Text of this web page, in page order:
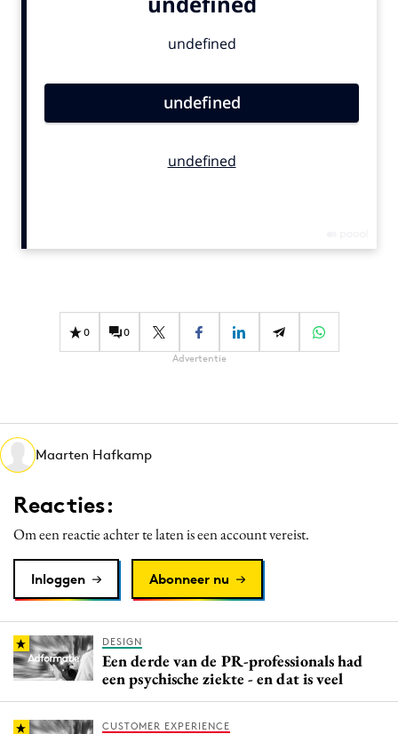
Carriere
Design
Diversiteit
Effectiviteit
Martech
Media
Merkstrategie
Purpose Marketing
Reputatie & crisis
0 0
Advertentie
Maarten Hafkamp
Reacties:
Om een reactie achter te laten is een account vereist.
Inloggen Abonneer nu
DESIGN
Een derde van de PR-professionals had
een psychische ziekte - en dat is veel
CUSTOMER EXPERIENCE